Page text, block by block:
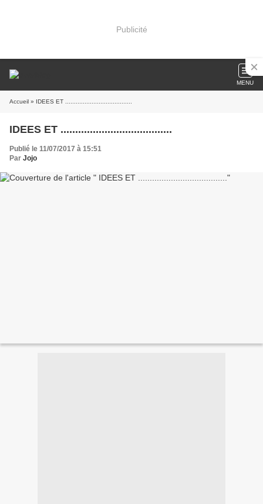
Publicité
MENU
Accueil » IDEES ET ......................................
IDEES ET ......................................
Publié le 11/07/2017 à 15:51
Par Jojo